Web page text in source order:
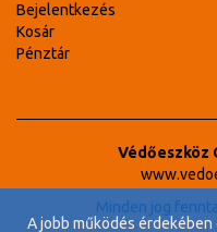
Bejelentkezés
Kosár
Pénztár
Védőeszköz
Minden jog
A jobb működés